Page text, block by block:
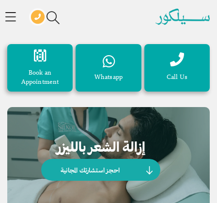
Call Us
Whatsapp
Book an
Appointment
إزالة الشعر بالليزر
احجز استشارتك المجانية